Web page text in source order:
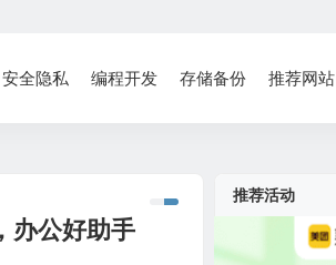
安全隐私 编程开发 存储备份 推荐网站
办公好助手
推荐活动